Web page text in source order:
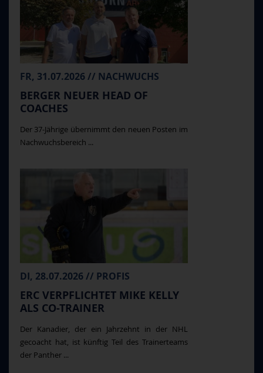
FR, 31.07.2026 // NACHWUCHS
BERGER NEUER HEAD OF
COACHES
Der 37-Jährige übernimmt den neuen Posten im
Nachwuchsbereich ...
DI, 28.07.2026 // PROFIS
ERC VERPFLICHTET MIKE KELLY
ALS CO-TRAINER
Der Kanadier, der ein Jahrzehnt in der NHL
gecoacht hat, ist künftig Teil des Trainerteams
der Panther ...